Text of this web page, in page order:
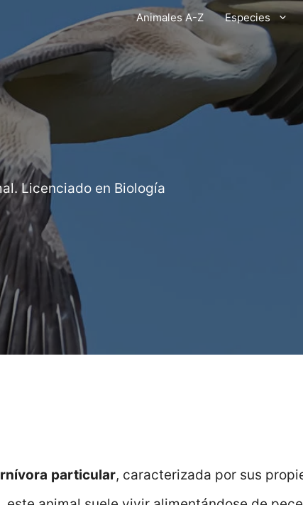
Animales A-Z Especies
Licenciado en Biología
particular, caracterizada por sus